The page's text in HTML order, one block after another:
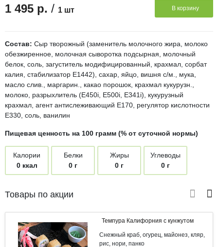
1 495 р. / 1 шт В корзину
Состав: Сыр творожный (заменитель молочного жира, молоко
обезжиренное, молочная сыворотка подсырная, молочный
белок, соль, загуститель модифицированный, крахмал, сорбат
калия, стабилизатор Е1442), сахар, яйцо, вишня с/м., мука,
масло слив., маргарин., какао порошок, крахмал кукурузн.,
молоко, разрыхлитель (Е450i, E500i, E341i), кукурузный
крахмал, агент антислеживающий Е170, регулятор кислотности
Е330, соль, ванилин
Пищевая ценность на 100 грамм (% от суточной нормы)
Калории
0 ккал
Белки
0 г
Жиры
0 г
Углеводы
0 г
Товары по акции
Темпура Калифорния с кунжутом
Снежный краб, огурец, майонез, кляр,
рис, нори, панко